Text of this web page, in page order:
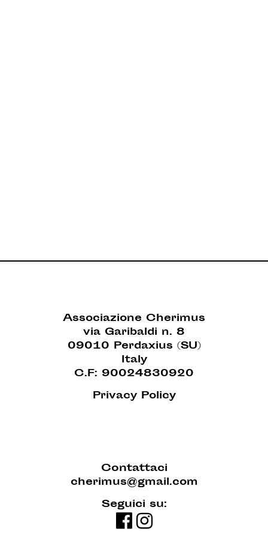
Associazione Cherimus
via Garibaldi n. 8
09010 Perdaxius (SU)
Italy
C.F: 90024830920
Privacy Policy
Contattaci
cherimus@gmail.com
Seguici su: